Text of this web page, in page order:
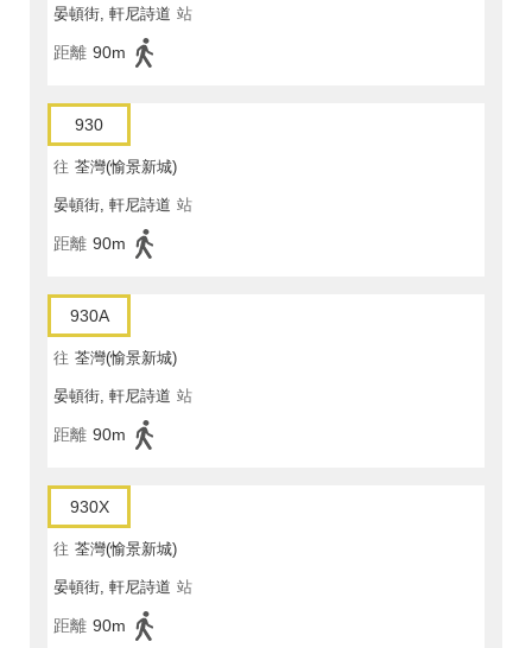
晏頓街, 軒尼詩道 站
距離 90m
930
往 荃灣(愉景新城)
晏頓街, 軒尼詩道 站
距離 90m
930A
往 荃灣(愉景新城)
晏頓街, 軒尼詩道 站
距離 90m
930X
往 荃灣(愉景新城)
晏頓街, 軒尼詩道 站
距離 90m